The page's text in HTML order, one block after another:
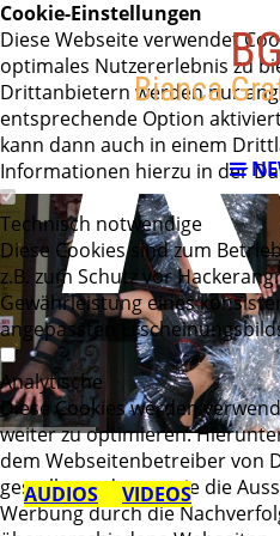
AUDIOS VIDEOS
Cookie-Einstellungen
Diese Webseite verwendet
optimales Nutzererlebnis zu
Drittanbietern werden nur
entsprechende Option
kann dann auch in einem
Informationen hierzu in der
Technisch notwendige
Diese Cookies sind zum
z.B. zum Schutz vor
Gewährleistung eines
angepassten
Analytische
Diese Cookies werden
weiter zu optimieren.
dem Webseitenbetreiber von
gestellt werden, sowie die
Werbung durch die